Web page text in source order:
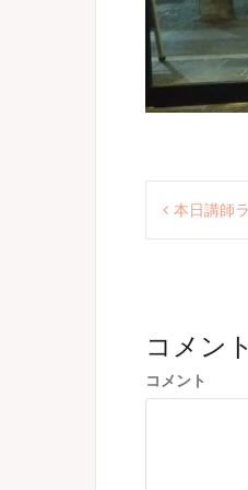
投
ゲ
ー
シ
本日講師
コメン
コメント